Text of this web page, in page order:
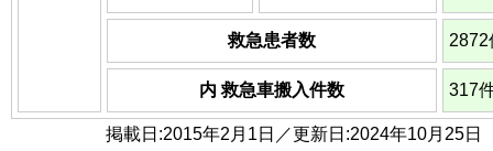
救急患者数 2872
内 救急車搬入件数 317
掲載日:2015年2月1日／更新日:2024年10月25日